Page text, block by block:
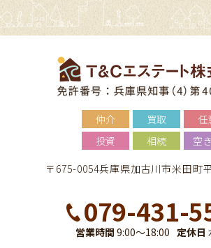
仲介 買取
任
投資
相続
空
〒675-0054兵庫県加古川市米田町
079-431-
営業時間 9:00～18:00 定休日